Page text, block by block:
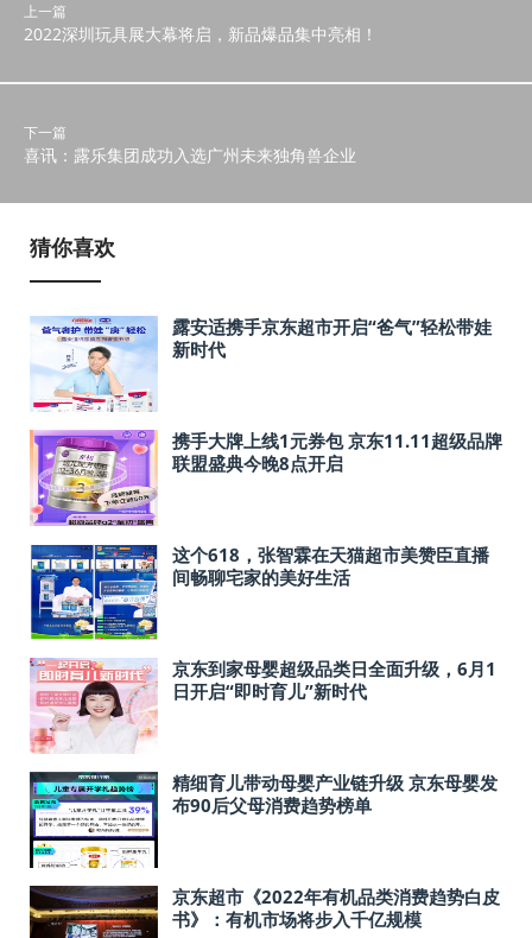
上一篇
2022深圳玩具展大幕将启，新品爆品集中亮相！
下一篇
喜讯：露乐集团成功入选广州未来独角兽企业
猜你喜欢
露安适携手京东超市开启“爸气”轻松带娃
新时代
携手大牌上线1元券包 京东11.11超级品牌
联盟盛典今晚8点开启
​这个618，张智霖在天猫超市美赞臣直播
间畅聊宅家的美好生活
京东到家母婴超级品类日全面升级，6月1
日开启“即时育儿”新时代
精细育儿带动母婴产业链升级 京东母婴发
布90后父母消费趋势榜单
京东超市《2022年有机品类消费趋势白皮
书》：有机市场将步入千亿规模